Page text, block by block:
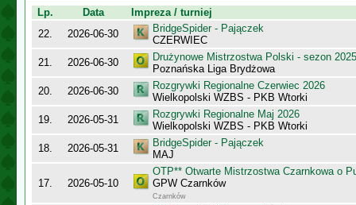
Lp. Data
Impreza / turniej
22.
2026-06-30
BridgeSpider - Pajączek
CZERWIEC
21.
2026-06-30
Drużynowe Mistrzostwa Polski - sezon
Poznańska Liga Brydżowa
20.
2026-06-30
Rozgrywki Regionalne Czerwiec 2026
Wielkopolski WZBS - PKB Wtorki
19.
2026-05-31
Rozgrywki Regionalne Maj 2026
Wielkopolski WZBS - PKB Wtorki
18.
2026-05-31
BridgeSpider - Pajączek
MAJ
17. 2026-05-10
OTP** Otwarte Mistrzostwa Czarnkowa o
GPW Czarnków
Czarnków